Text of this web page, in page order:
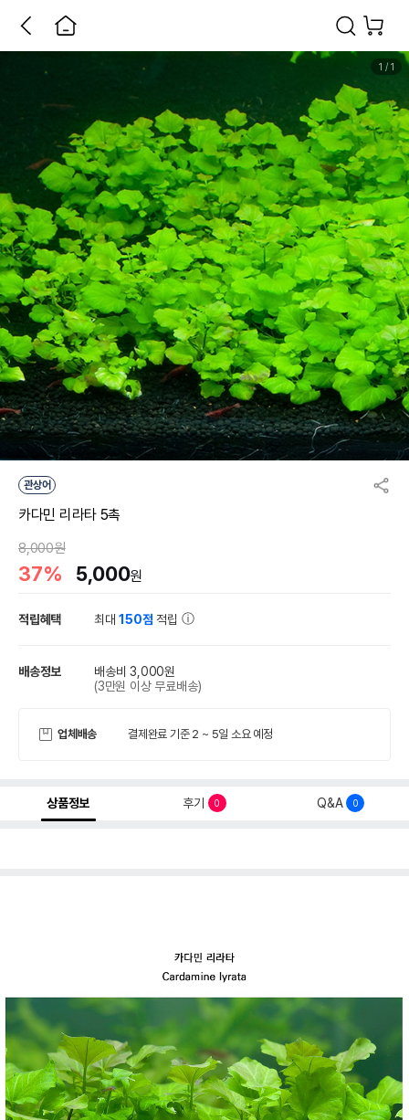
1 / 1
관상어
카다민 리라타 5촉
8,000원
37% 5,000원
적립혜택 최대150점 적립
배송정보
배송비 3,000원
(3만원 이상 무료배송)
업체배송 결제완료 기준 2 ~ 5일 소요 예정
상품정보 후기 0 Q&A 0